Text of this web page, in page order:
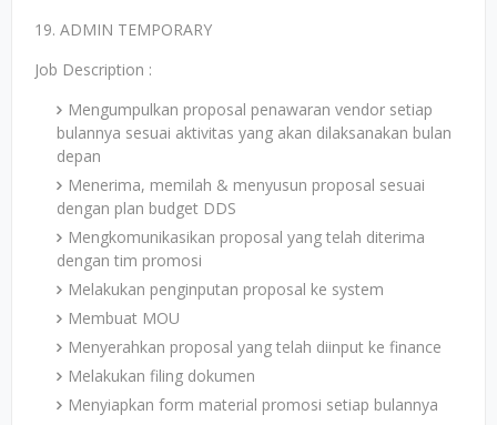
19. ADMIN TEMPORARY
Job Description :
Mengumpulkan proposal penawaran vendor setiap
bulannya sesuai aktivitas yang akan dilaksanakan bulan
depan
Menerima, memilah & menyusun proposal sesuai
dengan plan budget DDS
Mengkomunikasikan proposal yang telah diterima
dengan tim promosi
Melakukan penginputan proposal ke system
Membuat MOU
Menyerahkan proposal yang telah diinput ke finance
Melakukan filing dokumen
Menyiapkan form material promosi setiap bulannya